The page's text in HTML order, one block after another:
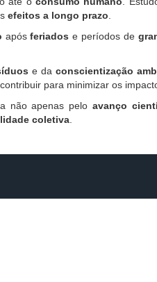
efeitos a longo prazo.
apósferiados e períodos de
e daconscientização
para minimizar os
não apenas peloavanço
coletiva.